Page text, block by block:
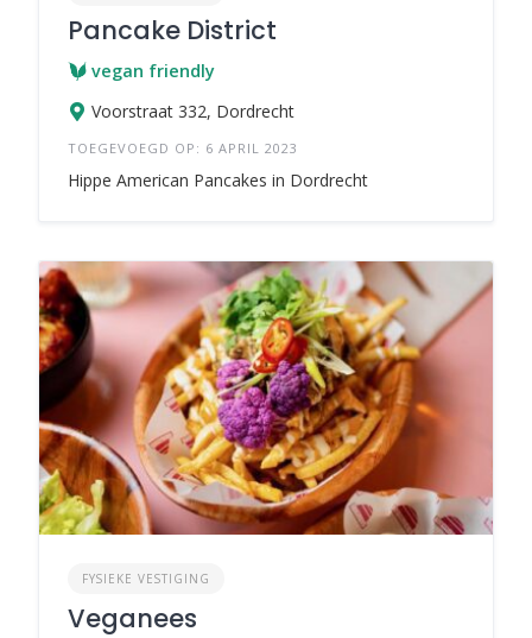
Pancake District
vegan friendly
Voorstraat 332, Dordrecht
TOEGEVOEGD OP: 6 APRIL 2023
Hippe American Pancakes in Dordrecht
FYSIEKE VESTIGING
Veganees